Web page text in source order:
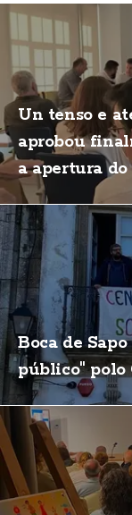
Un tenso e
aprobou
a apertura
Boca de
público" polo